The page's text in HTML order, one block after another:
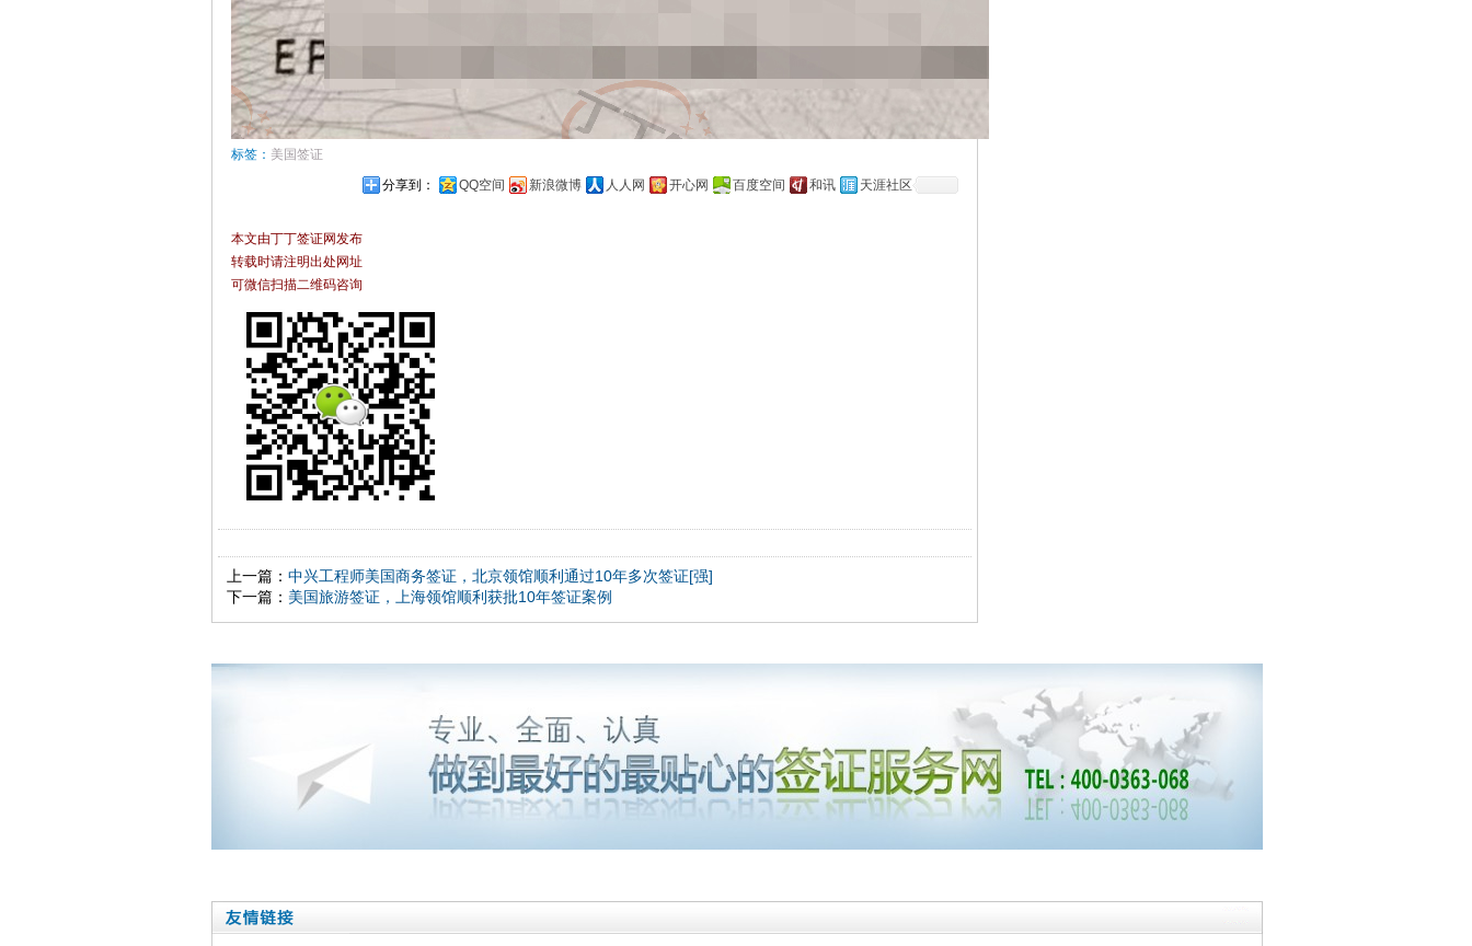
标签： 美国签证
分享到：
QQ空间 新浪微博 人人网 开心网 百度空间 和讯 天涯社区
本文由丁丁签证网发布
转载时请注明出处网址
可微信扫描二维码咨询
上一篇： 中兴工程师美国商务签证，北京领馆顺利通过10年多次签证[强]
下一篇： 美国旅游签证，上海领馆顺利获批10年签证案例